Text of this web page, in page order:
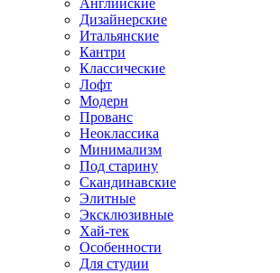
Английские
Дизайнерские
Итальянские
Кантри
Классические
Лофт
Модерн
Прованс
Неоклассика
Минимализм
Под старину
Скандинавские
Элитные
Эксклюзивные
Хай-тек
Особенности
Для студии